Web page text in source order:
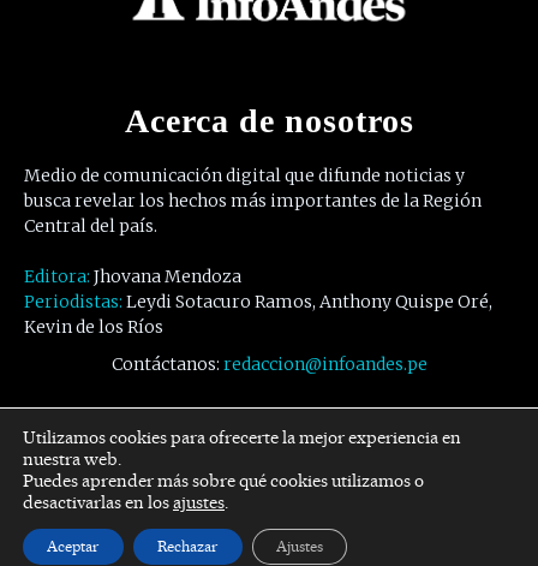
Acerca de nosotros
Medio de comunicación digital que difunde noticias y
busca revelar los hechos más importantes de la Región
Central del país.
Editora: Jhovana Mendoza
Periodistas: Leydi Sotacuro Ramos, Anthony Quispe Oré,
Kevin de los Ríos
Contáctanos: redaccion@infoandes.pe
Síguenos
Facebook Twitter Youtube
Utilizamos cookies para ofrecerte la mejor experiencia en
nuestra web.
Puedes aprender más sobre qué cookies utilizamos o
desactivarlas en losajustes.
Aceptar Rechazar Ajustes